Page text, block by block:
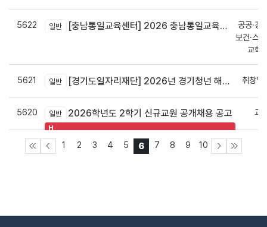
5622 일반 [충남통일교육센터] 2026 충남통일교육센터 시민대학 수강생 모집
공공·경
보건·스
교학
5621 일반 [경기도일자리재단] 2026년 경기청년 해외진출사업 2기 모집(일본) 취창업
5620 일반 2026학년도 2학기 신규교원 공개채용 공고
H
교
1 2 3 4 5 6 7 8 9 10